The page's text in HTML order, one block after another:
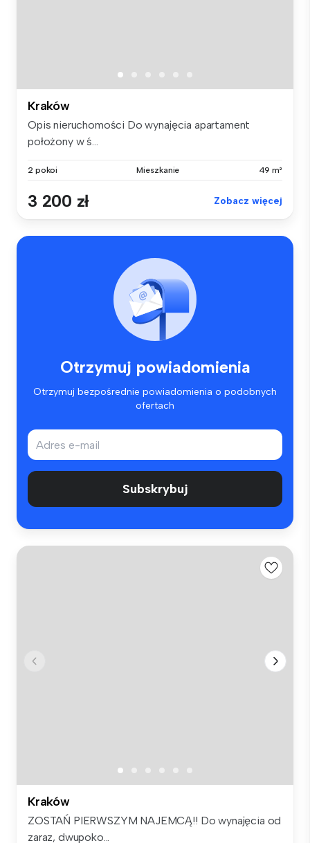
Kraków
Opis nieruchomości Do wynajęcia apartament
położony w ś...
2 pokoi Mieszkanie 49 m²
3 200 zł Zobacz więcej
Otrzymuj powiadomienia
Otrzymuj bezpośrednie powiadomienia o podobnych
ofertach
Subskrybuj
Kraków
ZOSTAŃ PIERWSZYM NAJEMCĄ!! Do wynajęcia od
zaraz, dwupoko...